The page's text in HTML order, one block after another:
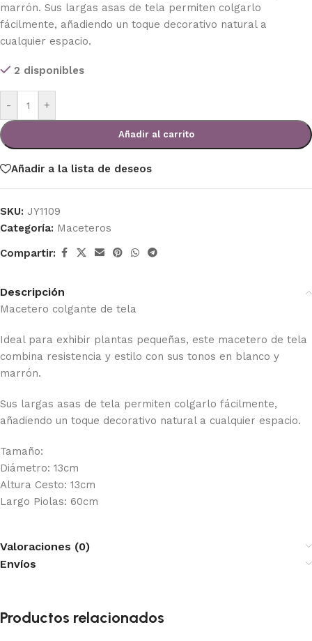
marrón. Sus largas asas de tela permiten colgarlo
fácilmente, añadiendo un toque decorativo natural a
cualquier espacio.
2 disponibles
- +
Añadir al carrito
Añadir a la lista de deseos
SKU: JY1109
Categoría: Maceteros
Compartir:
Descripción
Macetero colgante de tela
Ideal para exhibir plantas pequeñas, este macetero de tela
combina resistencia y estilo con sus tonos en blanco y
marrón.
Sus largas asas de tela permiten colgarlo fácilmente,
añadiendo un toque decorativo natural a cualquier espacio.
Tamaño:
Diámetro: 13cm
Altura Cesto: 13cm
Largo Piolas: 60cm
Valoraciones (0)
Envíos
Productos relacionados